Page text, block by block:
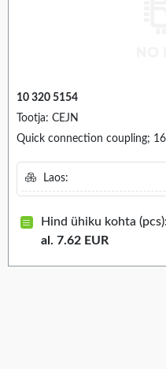
10 320 5154
Tootja: CEJN
Quick connection coupling;
Laos:
Hind ühiku kohta (pcs):
al. 7.62 EUR